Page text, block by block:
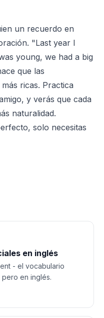
un recuerdo en
"Last year I
young, we had a big
que las
ricas. Practica
y verás que cada
naturalidad.
solo necesitas
en inglés
- el vocabulario
en inglés.